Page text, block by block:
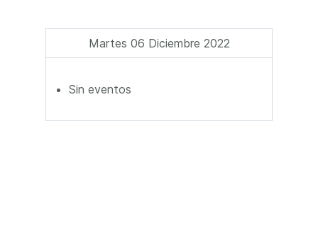
Martes 06 Diciembre 2022
Sin eventos